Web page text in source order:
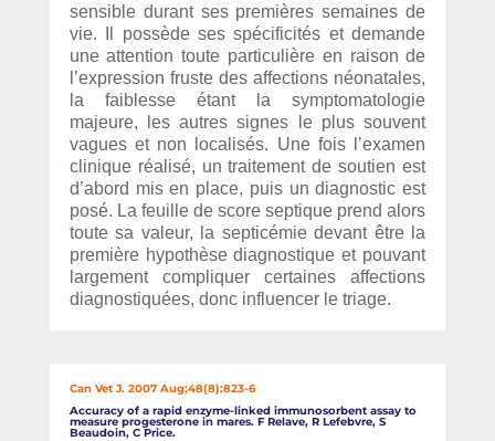
sensible durant ses premières semaines de
vie. Il possède ses spécificités et demande
une attention toute particulière en raison de
l’expression fruste des affections néonatales,
la faiblesse étant la symptomatologie
majeure, les autres signes le plus souvent
vagues et non localisés. Une fois l’examen
clinique réalisé, un traitement de soutien est
d’abord mis en place, puis un diagnostic est
posé. La feuille de score septique prend alors
toute sa valeur, la septicémie devant être la
première hypothèse diagnostique et pouvant
largement compliquer certaines affections
diagnostiquées, donc influencer le triage.
Can Vet J. 2007 Aug;48(8):823-6
Accuracy of a rapid enzyme-linked immunosorbent assay to
measure progesterone in mares. F Relave, R Lefebvre, S
Beaudoin, C Price.